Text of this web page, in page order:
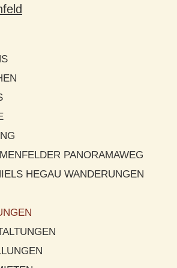
PANORAMAWEG
HEGAU WANDERUNGEN